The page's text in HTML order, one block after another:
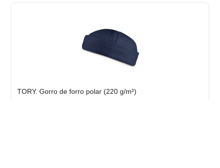
TORY. Gorro de forro polar (220 g/m²)